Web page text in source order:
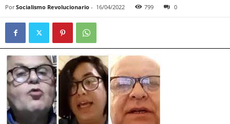
Por Socialismo Revolucionario - 16/04/2022 799 0